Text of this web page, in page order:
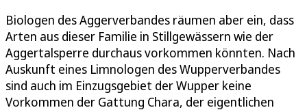
Biologen des Aggerverbandes räumen aber ein, dass
Arten aus dieser Familie in Stillgewässern wie der
Aggertalsperre durchaus vorkommen könnten. Nach
Auskunft eines Limnologen des Wupperverbandes
sind auch im Einzugsgebiet der Wupper keine
Vorkommen der Gattung Chara, der eigentlichen